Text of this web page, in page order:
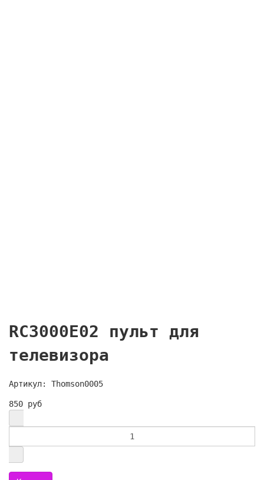
RC3000E02 пульт для
телевизора
Артикул: Thomson0005
850 руб